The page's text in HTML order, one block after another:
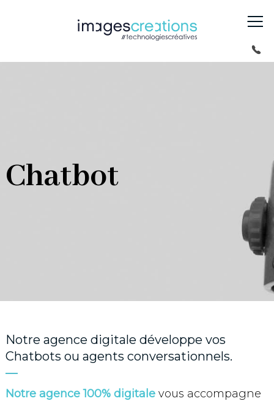
Chatbot
Notre agence digitale développe vos
Chatbots ou agents conversationnels.
Notre agence 100% digitale vous accompagne